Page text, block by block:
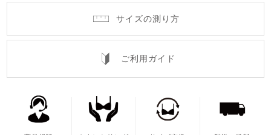
サイズの測り方
ご利用ガイド